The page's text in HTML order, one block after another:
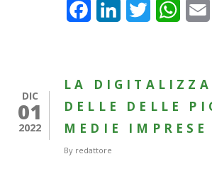
FacebookLinkedInTwitter
DIC
01
2022
LA
DELLE DELLE
MEDIE
By redattore